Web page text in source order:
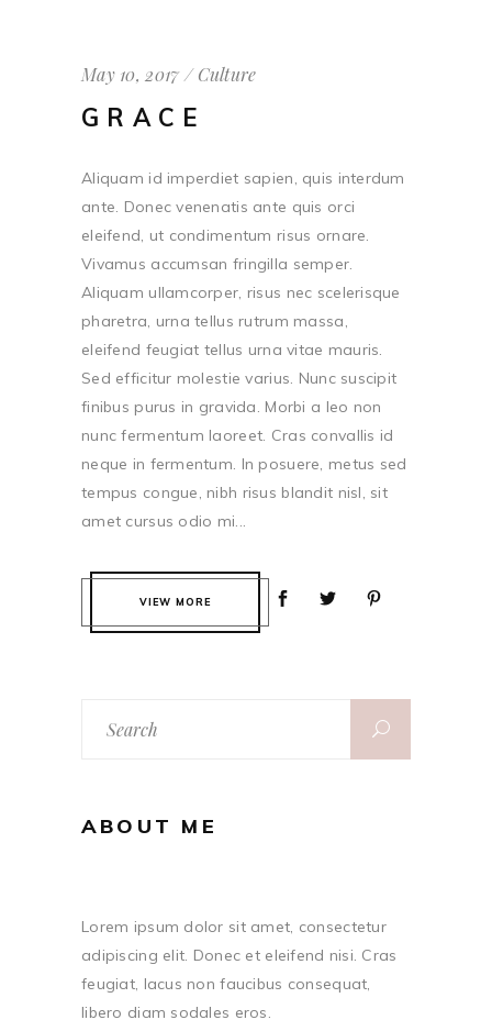
May 10, 2017 Culture
GRACE
Aliquam id imperdiet sapien, quis interdum
ante. Donec venenatis ante quis orci
eleifend, ut condimentum risus ornare.
Vivamus accumsan fringilla semper.
Aliquam ullamcorper, risus nec scelerisque
pharetra, urna tellus rutrum massa,
eleifend feugiat tellus urna vitae mauris.
Sed efficitur molestie varius. Nunc suscipit
finibus purus in gravida. Morbi a leo non
nunc fermentum laoreet. Cras convallis id
neque in fermentum. In posuere, metus sed
tempus congue, nibh risus blandit nisl, sit
amet cursus odio mi...
VIEW MORE
ABOUT ME
Lorem ipsum dolor sit amet, consectetur
adipiscing elit. Donec et eleifend nisi. Cras
feugiat, lacus non faucibus consequat,
libero diam sodales eros.